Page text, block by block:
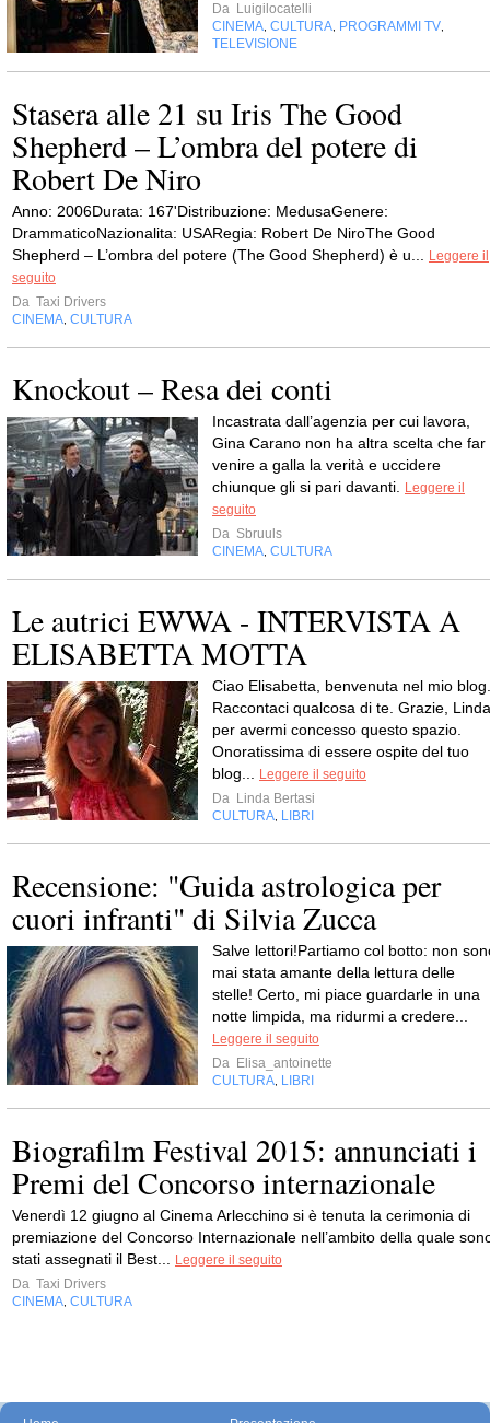
Da Luigilocatelli
CINEMA, CULTURA, PROGRAMMI TV,
TELEVISIONE
Stasera alle 21 su Iris The Good
Shepherd – L’ombra del potere di
Robert De Niro
Anno: 2006Durata: 167'Distribuzione: MedusaGenere:
DrammaticoNazionalita: USARegia: Robert De NiroThe Good
Shepherd – L’ombra del potere (The Good Shepherd) è u... Leggere il
seguito
Da Taxi Drivers
CINEMA, CULTURA
Knockout – Resa dei conti
Incastrata dall’agenzia per cui lavora,
Gina Carano non ha altra scelta che far
venire a galla la verità e uccidere
chiunque gli si pari davanti. Leggere il
seguito
Da Sbruuls
CINEMA, CULTURA
Le autrici EWWA - INTERVISTA A
ELISABETTA MOTTA
Ciao Elisabetta, benvenuta nel mio blog.
Raccontaci qualcosa di te. Grazie, Linda
per avermi concesso questo spazio.
Onoratissima di essere ospite del tuo
blog... Leggere il seguito
Da Linda Bertasi
CULTURA, LIBRI
Recensione: "Guida astrologica per
cuori infranti" di Silvia Zucca
Salve lettori!Partiamo col botto: non
mai stata amante della lettura delle
stelle! Certo, mi piace guardarle in una
notte limpida, ma ridurmi a credere...
Leggere il seguito
Da Elisa_antoinette
CULTURA, LIBRI
Biografilm Festival 2015: annunciati i
Premi del Concorso internazionale
Venerdì 12 giugno al Cinema Arlecchino si è tenuta la cerimonia di
premiazione del Concorso Internazionale nell’ambito della quale
stati assegnati il Best... Leggere il seguito
Da Taxi Drivers
CINEMA, CULTURA